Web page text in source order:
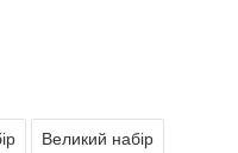
Великий набір